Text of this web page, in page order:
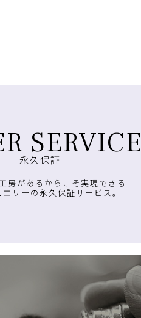
SERVICE
永久保証
房があるからこそ実現できる
リーの永久保証サービス。